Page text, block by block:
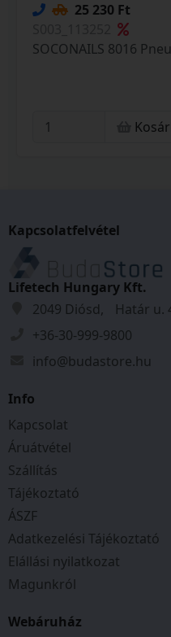
25 230 Ft
SOCONAILS 8016
Kapcsolatfelvétel
Lifetech Hungary Kft.
2049 Diósd, Határ u.
+36-30-999-9800
info@budastore.hu
Info
Kapcsolat
Áruátvétel
Szállítás
Tájékoztató
ÁSZF
Adatkezelési Tájékoztató
Elállási nyilatkozat
Magunkról
Webáruház